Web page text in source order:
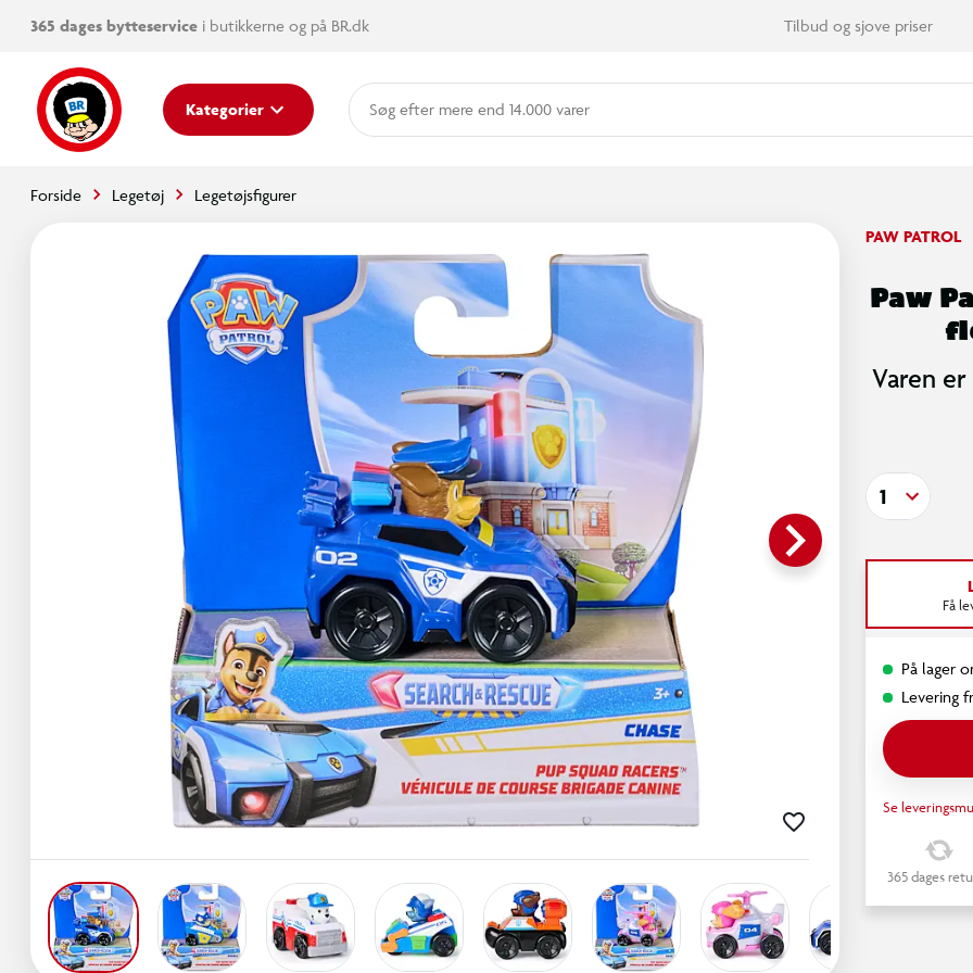
365 dages bytteservice i butikkerne og på BR.dk Tilbud og sjove priser
Kategorier mere end 14.000 varer
Forside Legetøj Legetøjsfigurer
keyboard_arrow_right
PAW PATROL
Paw
Varen
1
Få
På lager
Levering
Se
365 dages